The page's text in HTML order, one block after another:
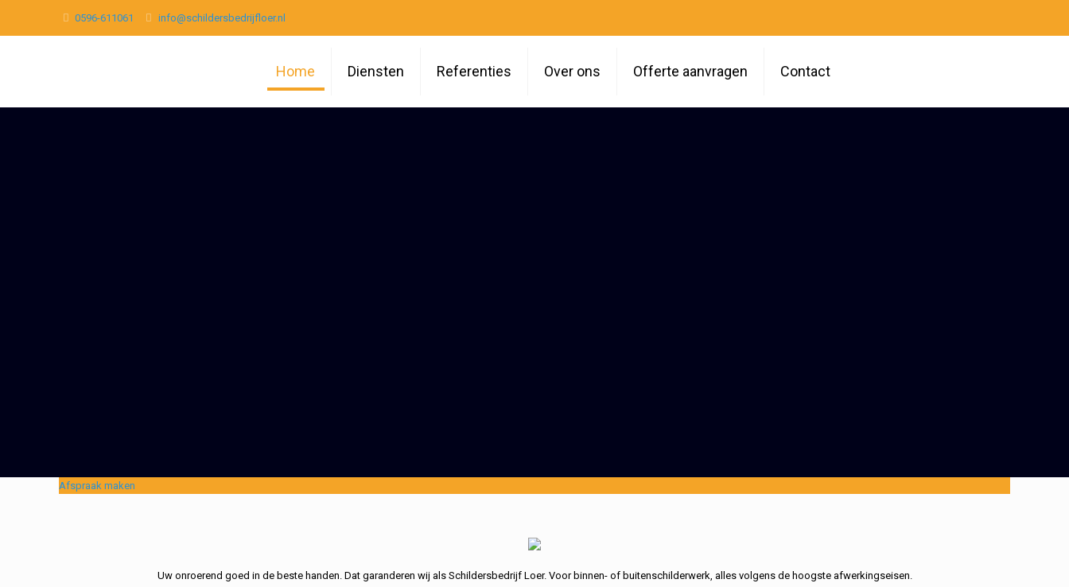
0596-611061 info@schildersbedrijfloer.nl
Home Diensten Referenties Over ons Offerte aanvragen Contact
Afspraak maken
Uw onroerend goed in de beste handen. Dat garanderen wij als Schildersbedrijf Loer. Voor binnen- of buitenschilderwerk, alles volgens de hoogste afwerkingseisen.